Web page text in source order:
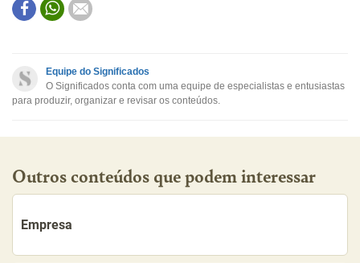
Este conteúdo não tem a informação que procuro
Outro
Equipe do Significados
O Significados conta com uma equipe de especialistas e entusiastas
para produzir, organizar e revisar os conteúdos.
Outros conteúdos que podem interessar
Empresa